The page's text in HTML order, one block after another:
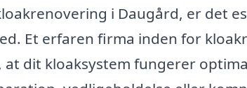
i Daugård, er det
Et erfaren firma inden for
at dit kloaksystem fungerer